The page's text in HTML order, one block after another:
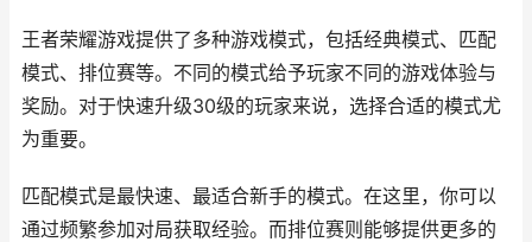
王者荣耀游戏提供了多种游戏模式，包括经典模式、匹配
模式、排位赛等。不同的模式给予玩家不同的游戏体验与
奖励。对于快速升级30级的玩家来说，选择合适的模式尤
为重要。
匹配模式是最快速、最适合新手的模式。在这里，你可以
通过频繁参加对局获取经验。而排位赛则能够提供更多的